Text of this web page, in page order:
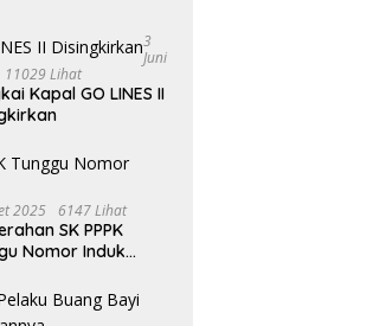
Salurkan BLT-DD Door To
3
Juni
11029 Lihat
Kapal GO LINES II
2025 6147 Lihat
SK PPPK
Nomor Induk